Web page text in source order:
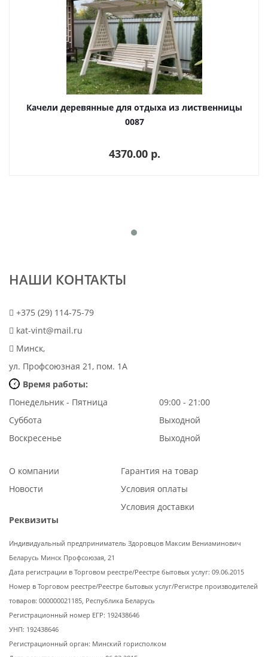
Качели деревянные для отдыха из лиственницы
0087
4370.00 p.
НАШИ КОНТАКТЫ
+375 (29) 114-75-79
kat-vint@mail.ru
Минск,
ул. Профсоюзная 21, пом. 1А
Время работы:
Понедельник - Пятница
09:00 - 21:00
Суббота
Выходной
Воскресенье
Выходной
О компании
Новости
Гарантия на товар
Условия оплаты
Условия доставки
Реквизиты
Индивидуальный предприниматель Здоровцов Максим Вениаминович
Беларусь Минск Профсоюзая, 21
Дата регистрации в Торговом реестре/Реестре бытовых услуг: 09.06.2015
Номер в Торговом реестре/Реестре бытовых услуг/Регистре производителей
товаров: 000000021185, Республика Беларусь
Регистрационный номер ЕГР: 192438646
УНП: 192438646
Регистрационный орган: Минский горисполком